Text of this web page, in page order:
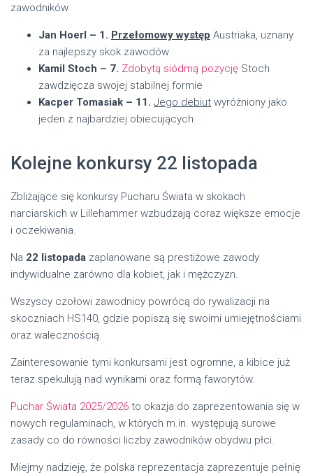
zawodników.
Jan Hoerl – 1. Przełomowy występ Austriaka, uznany
za najlepszy skok zawodów
Kamil Stoch – 7. Zdobytą siódmą pozycję Stoch
zawdzięcza swojej stabilnej formie
Kacper Tomasiak – 11. Jego debiut wyróżniony jako
jeden z najbardziej obiecujących
Kolejne konkursy 22 listopada
Zbliżające się konkursy Pucharu Świata w skokach
narciarskich w Lillehammer wzbudzają coraz większe emocje
i oczekiwania.
Na 22 listopada zaplanowane są prestiżowe zawody
indywidualne zarówno dla kobiet, jak i mężczyzn.
Wszyscy czołowi zawodnicy powrócą do rywalizacji na
skoczniach HS140, gdzie popiszą się swoimi umiejętnościami
oraz walecznością.
Zainteresowanie tymi konkursami jest ogromne, a kibice już
teraz spekulują nad wynikami oraz formą faworytów.
Puchar Świata 2025/2026 to okazja do zaprezentowania się w
nowych regulaminach, w których m.in. występują surowe
zasady co do równości liczby zawodników obydwu płci.
Miejmy nadzieję, że polska reprezentacja zaprezentuje pełnię